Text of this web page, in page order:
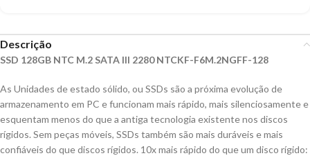
Descrição
SSD 128GB NTC M.2 SATA III 2280 NTCKF-F6M.2NGFF-128
As Unidades de estado sólido, ou SSDs são a próxima evolução de
armazenamento em PC e funcionam mais rápido, mais silenciosamente e
esquentam menos do que a antiga tecnologia existente nos discos
rígidos. Sem peças móveis, SSDs também são mais duráveis e mais
confiáveis do que discos rígidos. 10x mais rápido do que um disco rígido: